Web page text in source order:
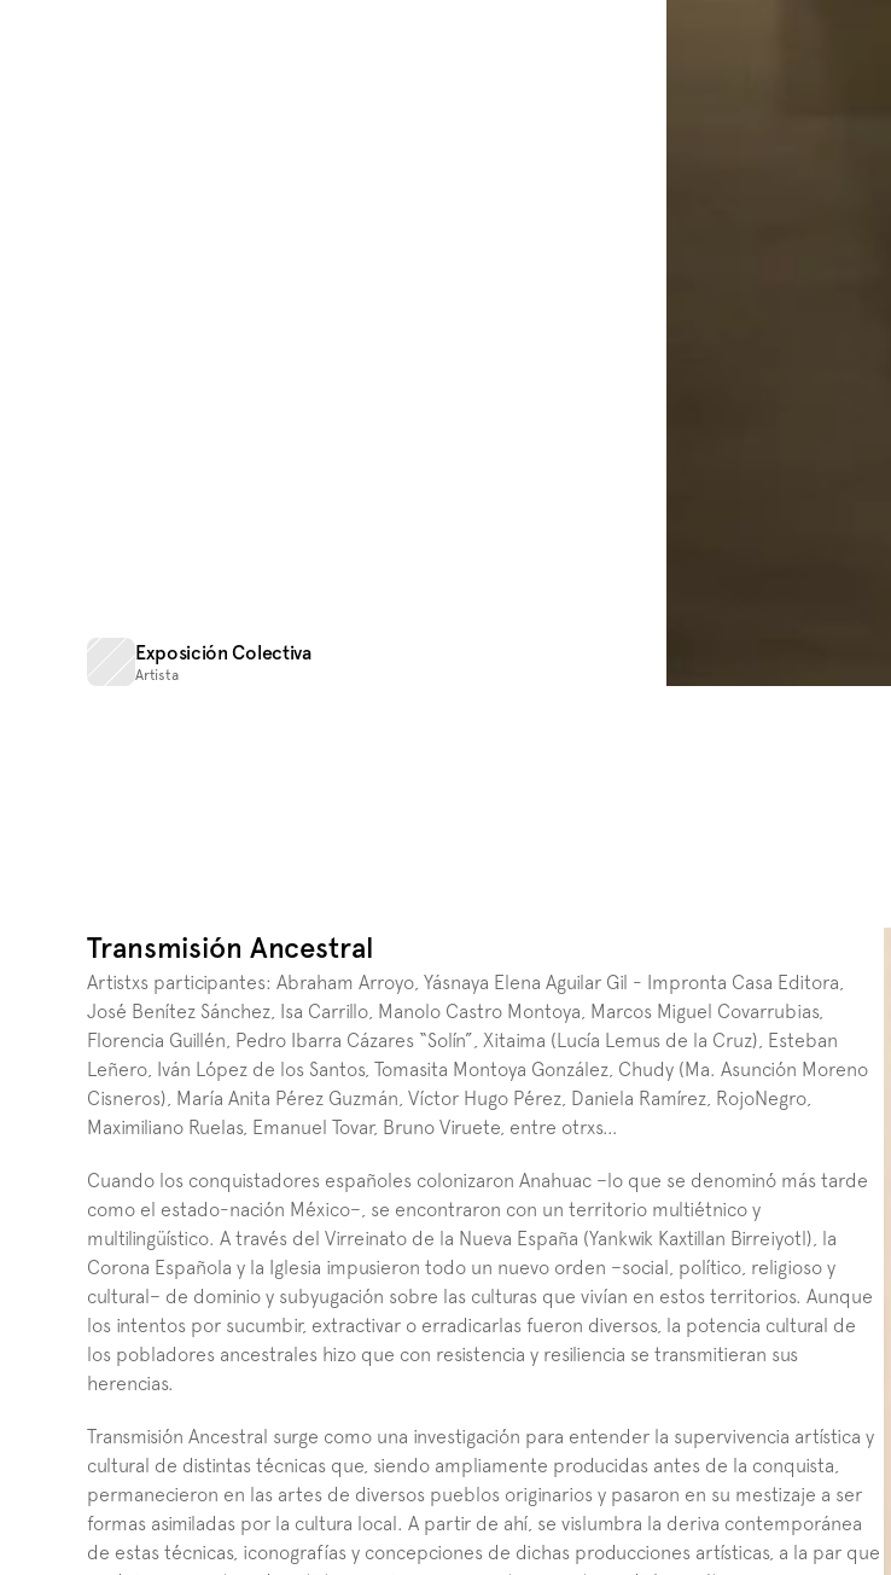
Exposición Colectiva
Artista
Transmisión Ancestral
Artistxs participantes: Abraham Arroyo, Yásnaya Elena Aguilar Gil - Impronta Casa Editora,
José Benítez Sánchez, Isa Carrillo, Manolo Castro Montoya, Marcos Miguel Covarrubias,
Florencia Guillén, Pedro Ibarra Cázares “Solín”, Xitaima (Lucía Lemus de la Cruz), Esteban
Leñero, Iván López de los Santos, Tomasita Montoya González, Chudy (Ma. Asunción Moreno
Cisneros), María Anita Pérez Guzmán, Víctor Hugo Pérez, Daniela Ramírez, RojoNegro,
Maximiliano Ruelas, Emanuel Tovar, Bruno Viruete, entre otrxs…
Cuando los conquistadores españoles colonizaron Anahuac –lo que se denominó más tarde
como el estado-nación México–, se encontraron con un territorio multiétnico y
multilingüístico. A través del Virreinato de la Nueva España (Yankwik Kaxtillan Birreiyotl), la
Corona Española y la Iglesia impusieron todo un nuevo orden –social, político, religioso y
cultural– de dominio y subyugación sobre las culturas que vivían en estos territorios. Aunque
los intentos por sucumbir, extractivar o erradicarlas fueron diversos, la potencia cultural de
los pobladores ancestrales hizo que con resistencia y resiliencia se transmitieran sus
herencias.
Transmisión Ancestral surge como una investigación para entender la supervivencia artística y
cultural de distintas técnicas que, siendo ampliamente producidas antes de la conquista,
permanecieron en las artes de diversos pueblos originarios y pasaron en su mestizaje a ser
formas asimiladas por la cultura local. A partir de ahí, se vislumbra la deriva contemporánea
de estas técnicas, iconografías y concepciones de dichas producciones artísticas, a la par que